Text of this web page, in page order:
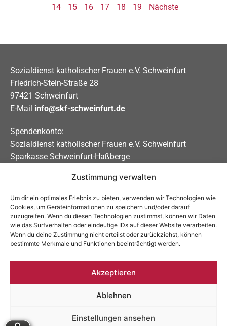
Zustimmung verwalten
Um dir ein optimales Erlebnis zu bieten, verwenden wir Technologien wie
Cookies, um Geräteinformationen zu speichern und/oder darauf
zuzugreifen. Wenn du diesen Technologien zustimmst, können wir Daten
wie das Surfverhalten oder eindeutige IDs auf dieser Website verarbeiten.
Wenn du deine Zustimmung nicht erteilst oder zurückziehst, können
bestimmte Merkmale und Funktionen beeinträchtigt werden.
Akzeptieren
Ablehnen
Einstellungen ansehen
14
15 16 17 18 19 Nächste
Sozialdienst katholischer Frauen e.V. Schweinfurt
Friedrich-Stein-Straße 28
97421 Schweinfurt
E-Mail info@skf-schweinfurt.de
Spendenkonto:
Sozialdienst katholischer Frauen e.V. Schweinfurt
Sparkasse Schweinfurt-Haßberge
IBAN DE31 7935 0101 0000 0208 83
Soziale Medien
Allgemein:
Impressum
Datenschutzerklärung